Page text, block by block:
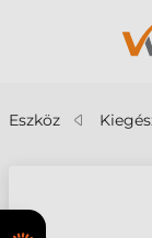
Eszköz